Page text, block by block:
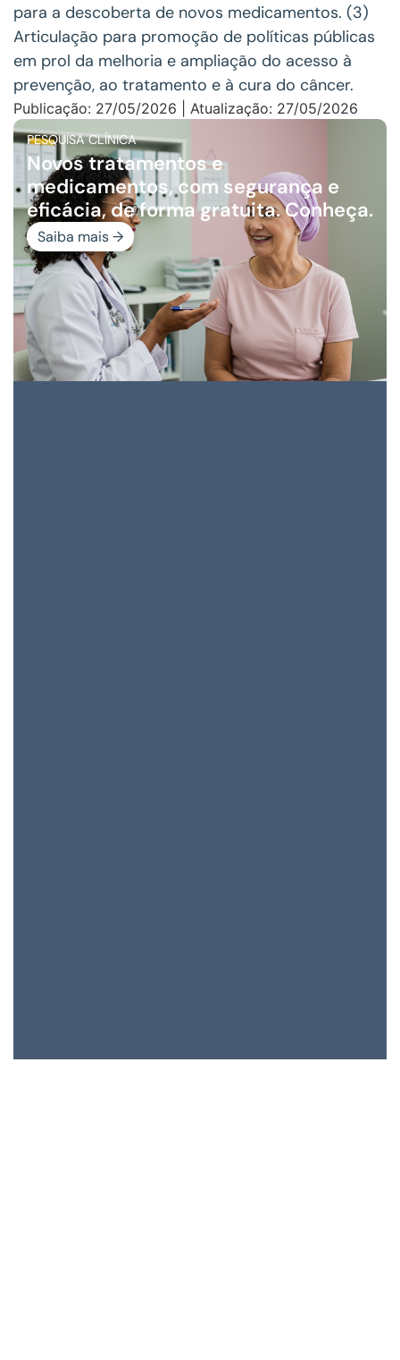
para a descoberta de novos medicamentos. (3)
Articulação para promoção de políticas públicas
em prol da melhoria e ampliação do acesso à
prevenção, ao tratamento e à cura do câncer.
Publicação: 27/05/2026 | Atualização: 27/05/2026
PESQUISA CLÍNICA
Novos tratamentos e
medicamentos, com segurança e
eficácia, de forma gratuita. Conheça.
Saiba mais →